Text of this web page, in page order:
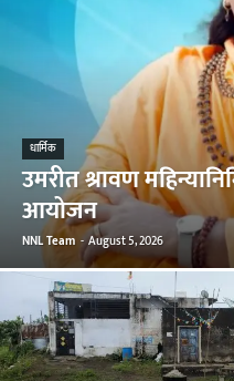
धार्मिक
उमरीत श्रावण
आयोजन
NNL Team - August 5, 2026